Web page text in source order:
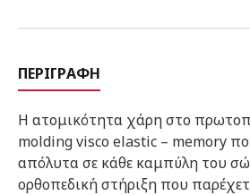
ΠΕΡΙΓΡΑΦΉ
Η ατομικότητα χάρη στο
molding visco elastic – memory
απόλυτα σε κάθε καμπύλη του
ορθοπεδική στήριξη που